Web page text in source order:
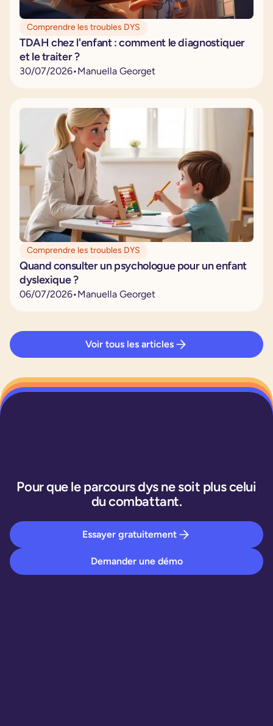
Comprendre les troubles DYS
TDAH chez l'enfant : comment le diagnostiquer
et le traiter ?
30/07/2026•Manuella Georget
Comprendre les troubles DYS
Quand consulter un psychologue pour un enfant
dyslexique ?
06/07/2026•Manuella Georget
Voir tous les articles
Pour que le parcours dys ne soit plus celui
du combattant.
Essayer gratuitement
Demander une démo